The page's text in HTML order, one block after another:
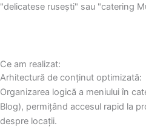
"delicatese rusești" sau "catering
Ce am realizat:
Arhitectură de conținut optimizată:
Organizarea logică a meniului în
Blog), permițând accesul rapid la
despre locații.